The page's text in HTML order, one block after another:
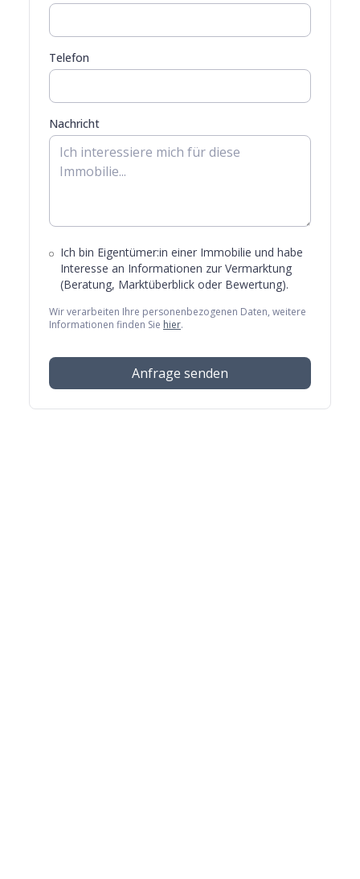
Telefon
Nachricht
Ich bin Eigentümer:in einer Immobilie und habe
Interesse an Informationen zur Vermarktung
(Beratung, Marktüberblick oder Bewertung).
Wir verarbeiten Ihre personenbezogenen Daten, weitere
Informationen finden Sie hier.
Anfrage senden